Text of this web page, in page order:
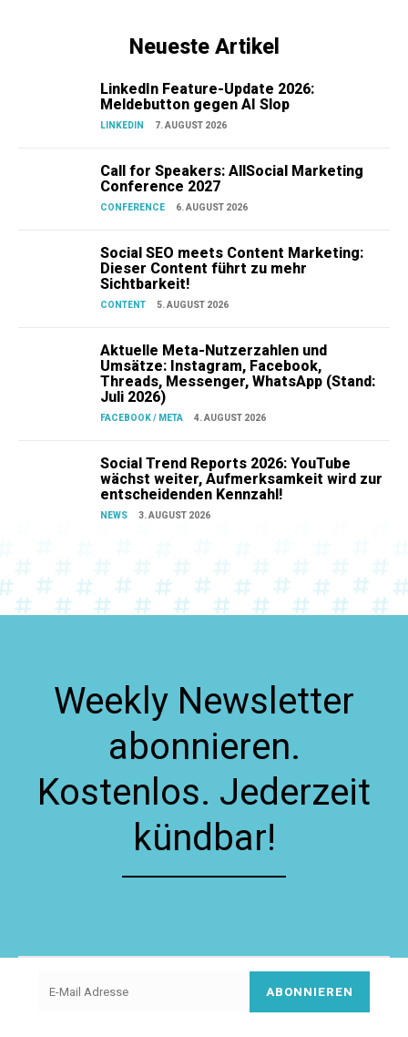
Neueste Artikel
LinkedIn Feature-Update 2026:
Meldebutton gegen AI Slop
LINKEDIN 7. AUGUST 2026
Call for Speakers: AllSocial Marketing
Conference 2027
CONFERENCE 6. AUGUST 2026
Social SEO meets Content Marketing:
Dieser Content führt zu mehr
Sichtbarkeit!
CONTENT 5. AUGUST 2026
Aktuelle Meta-Nutzerzahlen und
Umsätze: Instagram, Facebook,
Threads, Messenger, WhatsApp (Stand:
Juli 2026)
FACEBOOK / META 4. AUGUST 2026
Social Trend Reports 2026: YouTube
wächst weiter, Aufmerksamkeit wird zur
entscheidenden Kennzahl!
NEWS 3. AUGUST 2026
Weekly Newsletter
abonnieren.
Kostenlos. Jederzeit
kündbar!
ABONNIEREN